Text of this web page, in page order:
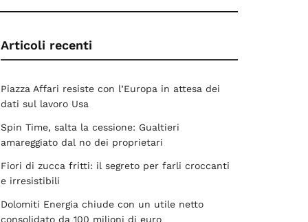
Articoli recenti
Piazza Affari resiste con l’Europa in attesa dei
dati sul lavoro Usa
Spin Time, salta la cessione: Gualtieri
amareggiato dal no dei proprietari
Fiori di zucca fritti: il segreto per farli croccanti
e irresistibili
Dolomiti Energia chiude con un utile netto
consolidato da 100 milioni di euro